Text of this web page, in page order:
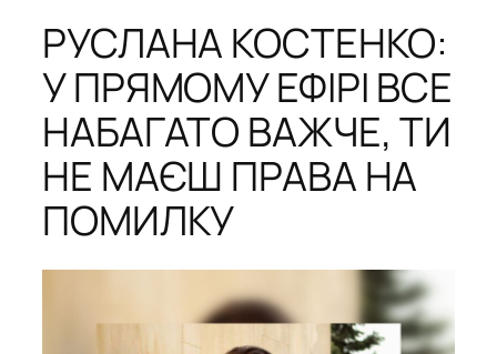
РУСЛАНА КОСТЕНКО:
У ПРЯМОМУ ЕФІРІ ВСЕ
НАБАГАТО ВАЖЧЕ, ТИ
НЕ МАЄШ ПРАВА НА
ПОМИЛКУ